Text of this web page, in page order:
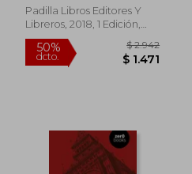
Padilla Libros Editores Y
Libreros, 2018, 1 Edición,
Tapa Blanda, Nuevo